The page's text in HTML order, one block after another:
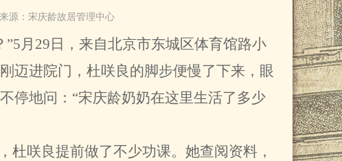
来源：宋庆龄故居管理中心
月29日，来自北京市东城区体育馆路小
迈进院门，杜咲良的脚步便慢了下来，眼
停地问：“宋庆龄奶奶在这里生活了多少
咲良提前做了不少功课。她查阅资料，